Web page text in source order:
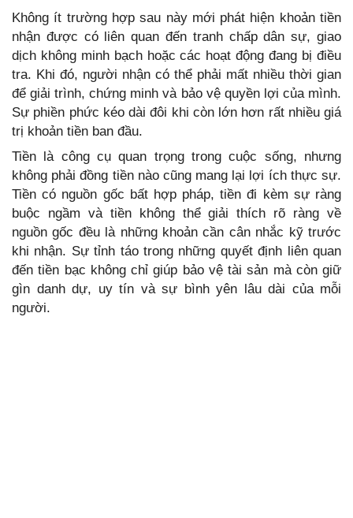
Không ít trường hợp sau này mới phát hiện khoản tiền
nhận được có liên quan đến tranh chấp dân sự, giao
dịch không minh bạch hoặc các hoạt động đang bị điều
tra. Khi đó, người nhận có thể phải mất nhiều thời gian
để giải trình, chứng minh và bảo vệ quyền lợi của mình.
Sự phiền phức kéo dài đôi khi còn lớn hơn rất nhiều giá
trị khoản tiền ban đầu.
Tiền là công cụ quan trọng trong cuộc sống, nhưng
không phải đồng tiền nào cũng mang lại lợi ích thực sự.
Tiền có nguồn gốc bất hợp pháp, tiền đi kèm sự ràng
buộc ngầm và tiền không thể giải thích rõ ràng về
nguồn gốc đều là những khoản cần cân nhắc kỹ trước
khi nhận. Sự tỉnh táo trong những quyết định liên quan
đến tiền bạc không chỉ giúp bảo vệ tài sản mà còn giữ
gìn danh dự, uy tín và sự bình yên lâu dài của mỗi
người.